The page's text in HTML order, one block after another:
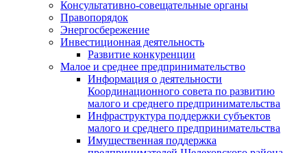
Консультативно-совещательные органы
Правопорядок
Энергосбережение
Инвестиционная деятельность
Развитие конкуренции
Малое и среднее предпринимательство
Информация о деятельности
Координационного совета по развитию
малого и среднего предпринимательства
Инфраструктура поддержки субъектов
малого и среднего предпринимательства
Имущественная поддержка